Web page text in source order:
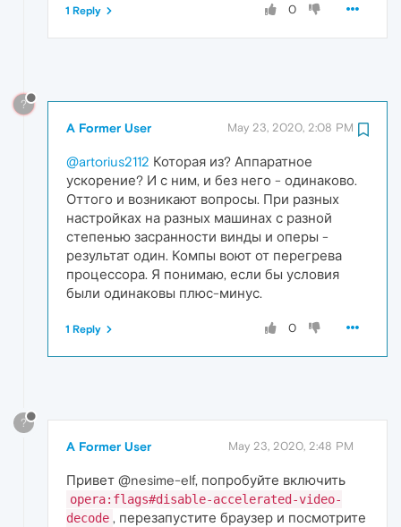
0
1 Reply
?
A Former User May 23, 2020, 2:08 PM
@artorius2112 Которая из? Аппаратное
ускорение? И с ним, и без него - одинаково.
Оттого и возникают вопросы. При разных
настройках на разных машинах с разной
степенью засранности винды и оперы -
результат один. Компы воют от перегрева
процессора. Я понимаю, если бы условия
были одинаковы плюс-минус.
0
1 Reply
?
A Former User May 23, 2020, 2:48 PM
Привет @nesime-elf, попробуйте включить
opera:flags#disable-accelerated-video-
decode , перезапустите браузер и посмотрите